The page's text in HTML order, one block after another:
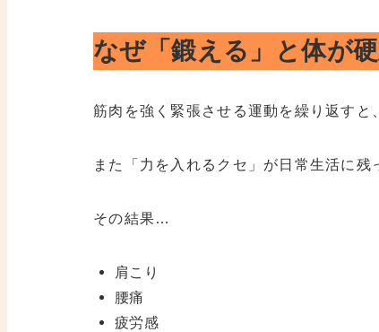
なぜ「鍛える」と体が
筋肉を強く緊張させる運動を繰り返すと
また「力を入れるクセ」が日常生活に残
その結果…
肩こり
腰痛
疲労感